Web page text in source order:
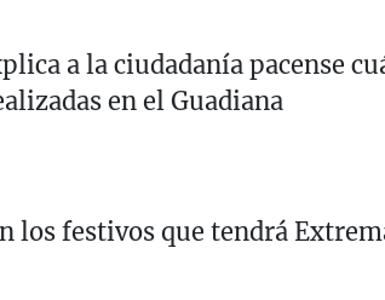
a la ciudadanía pacense
en el Guadiana
los festivos que tendrá